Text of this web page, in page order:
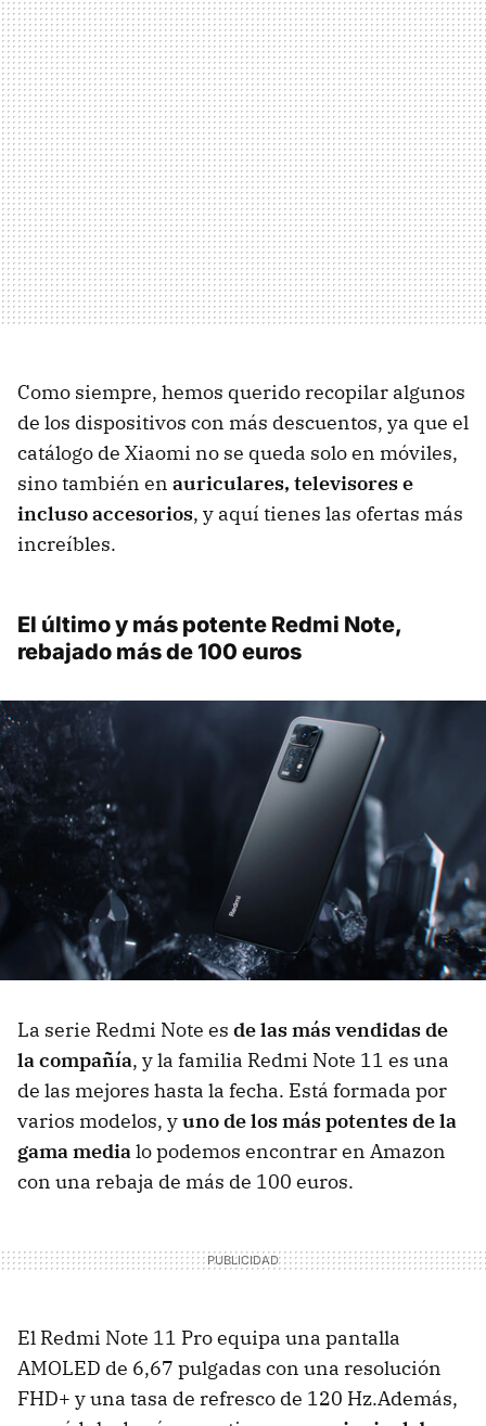
Como siempre, hemos querido recopilar algunos
de los dispositivos con más descuentos, ya que el
catálogo de Xiaomi no se queda solo en móviles,
sino también en auriculares, televisores e
incluso accesorios, y aquí tienes las ofertas más
increíbles.
El último y más potente Redmi Note,
rebajado más de 100 euros
La serie Redmi Note es de las más vendidas de
la compañía, y la familia Redmi Note 11 es una
de las mejores hasta la fecha. Está formada por
varios modelos, yuno de los más potentes de la
gama media lo podemos encontrar en Amazon
con una rebaja de más de 100 euros.
El Redmi Note 11 Pro equipa una pantalla
AMOLED de 6,67 pulgadas con una resolución
FHD+ y una tasa de refresco de 120 Hz.Además,